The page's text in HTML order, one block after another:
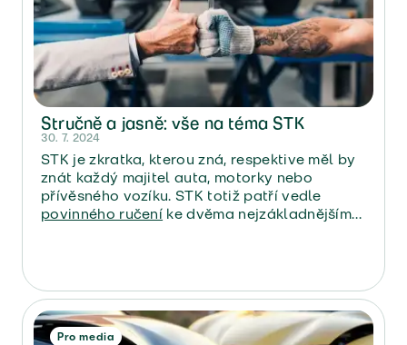
Stručně a jasně: vše na téma STK
30. 7. 2024
STK je zkratka, kterou zná, respektive měl by
znát každý majitel auta, motorky nebo
přívěsného vozíku. STK totiž patří vedle
povinného ručení ke dvěma nejzákladnějším
vědět.
Pro media